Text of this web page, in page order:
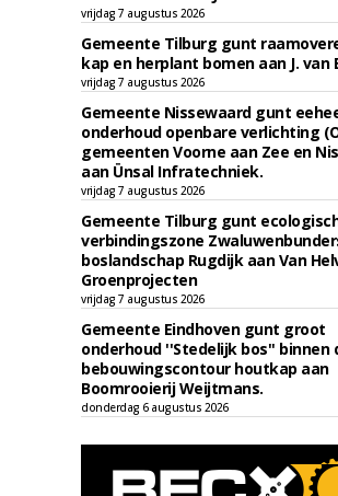
vrijdag 7 augustus 2026
Gemeente Tilburg gunt
kap en herplant bomen aan J. van
vrijdag 7 augustus 2026
Gemeente Nissewaard gunt
onderhoud openbare verlichting
gemeenten Voorne aan Zee en
aan Ünsal Infratechniek.
vrijdag 7 augustus 2026
Gemeente Tilburg gunt
verbindingszone
boslandschap Rugdijk aan Van
Groenprojecten
vrijdag 7 augustus 2026
Gemeente Eindhoven gunt groot
onderhoud ''Stedelijk bos'' binnen
bebouwingscontour houtkap aan
Boomrooierij Weijtmans.
donderdag 6 augustus 2026